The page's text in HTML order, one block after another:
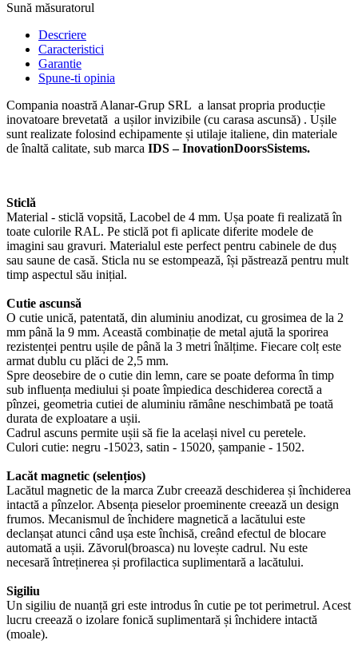
Sună măsuratorul
Descriere
Caracteristici
Garantie
Spune-ti opinia
Compania noastră Alanar-Grup SRL a lansat propria producție
inovatoare brevetată a ușilor invizibile (cu carasa ascunsă) . Ușile
sunt realizate folosind echipamente și utilaje italiene, din materiale
de înaltă calitate, sub marca IDS – InovationDoorsSistems.
Sticlă
Material - sticlă vopsită, Lacobel de 4 mm. Ușa poate fi realizată în
toate culorile RAL. Pe sticlă pot fi aplicate diferite modele de
imagini sau gravuri. Materialul este perfect pentru cabinele de duș
sau saune de casă. Sticla nu se estompează, își păstrează pentru mult
timp aspectul său inițial.
Cutie ascunsă
O cutie unică, patentată, din aluminiu anodizat, cu grosimea de la 2
mm până la 9 mm. Această combinație de metal ajută la sporirea
rezistenței pentru ușile de până la 3 metri înălțime. Fiecare colț este
armat dublu cu plăci de 2,5 mm.
Spre deosebire de o cutie din lemn, care se poate deforma în timp
sub influența mediului și poate împiedica deschiderea corectă a
pînzei, geometria cutiei de aluminiu rămâne neschimbată pe toată
durata de exploatare a ușii.
Cadrul ascuns permite ușii să fie la același nivel cu peretele.
Culori cutie: negru -15023, satin - 15020, șampanie - 1502.
Lacăt magnetic (selențios)
Lacătul magnetic de la marca Zubr creează deschiderea și închiderea
intactă a pînzelor. Absența pieselor proeminente creează un design
frumos. Mecanismul de închidere magnetică a lacătului este
declanșat atunci când ușa este închisă, creând efectul de blocare
automată a ușii. Zăvorul(broasca) nu lovește cadrul. Nu este
necesară întreținerea și profilactica suplimentară a lacătului.
Sigiliu
Un sigiliu de nuanță gri este introdus în cutie pe tot perimetrul. Acest
lucru creează o izolare fonică suplimentară și închidere intactă
(moale).